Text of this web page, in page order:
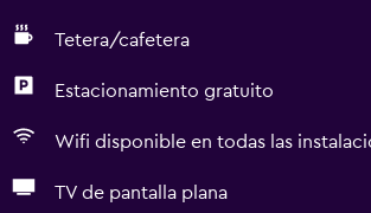
Tetera/cafetera
Estacionamiento gratuito
Wifi disponible en todas las
TV de pantalla plana